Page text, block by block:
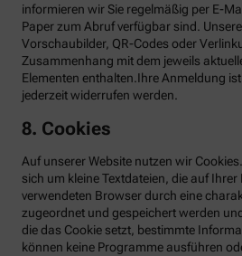
informieren wir Sie regelmäßig per E-
Paper zum Abruf verfügbar sind.
Vorschaubilder, QR-Codes oder
Zusammenhang mit dem jeweils
Elementen enthalten.Ihre Anmeldung
jederzeit widerrufen werden.
8. Cookies
Auf unserer Website nutzen wir
sich um kleine Textdateien, die auf
verwendeten Browser durch eine
zugeordnet und gespeichert werden
die das Cookie setzt, bestimmte
können keine Programme ausführen